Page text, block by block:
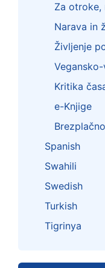
Za otroke,
Narava in
Življenje
Kritika
e-Knjige
Brezplačno
Spanish
Swahili
Swedish
Turkish
Tigrinya